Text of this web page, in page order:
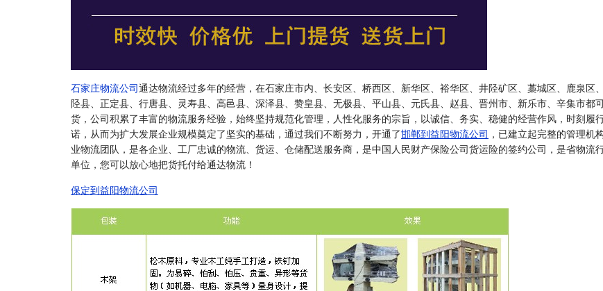
石家庄物流公司通达物流经过多年的经营，在石家庄市内、长安区、桥西区、新华区、裕华区、井陉矿区、藁城区、鹿泉区
陉县、正定县、行唐县、灵寿县、高邑县、深泽县、赞皇县、无极县、平山县、元氏县、赵县、晋州市、新乐市、辛集市都
货，公司积累了丰富的物流服务经验，始终坚持规范化管理，人性化服务的宗旨，以诚信、务实、稳健的经营作风，时刻履
诺，从而为扩大发展企业规模奠定了坚实的基础，通过我们不断努力，开通了邯郸到益阳物流公司 ，已建立起完整的管理机
业物流团队，是各企业、工厂忠诚的物流、货运、仓储配送服务商，是中国人民财产保险公司货运险的签约公司，是省物流
单位，您可以放心地把货托付给通达物流！
保定到益阳物流公司